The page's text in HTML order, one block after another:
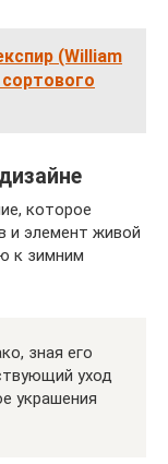
(William
которое
и элемент живой
к зимним
зная его
уход
украшения